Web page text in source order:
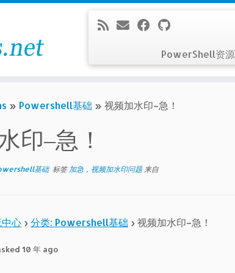
PowerShell资源
» Powershell基础 » 视频加水印–急！
印–急！
基础 标签加急，视频加水印问题 来自
心 › 分类: Powershell基础 › 视频加水印–急！
10 年 ago